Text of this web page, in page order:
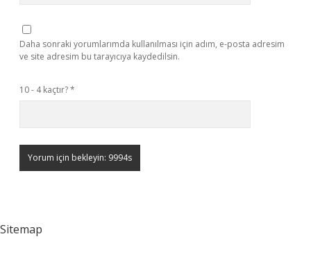
Daha sonraki yorumlarımda kullanılması için adım, e-posta adresim
ve site adresim bu tarayıcıya kaydedilsin.
10 - 4 kaçtır?*
Sitemap